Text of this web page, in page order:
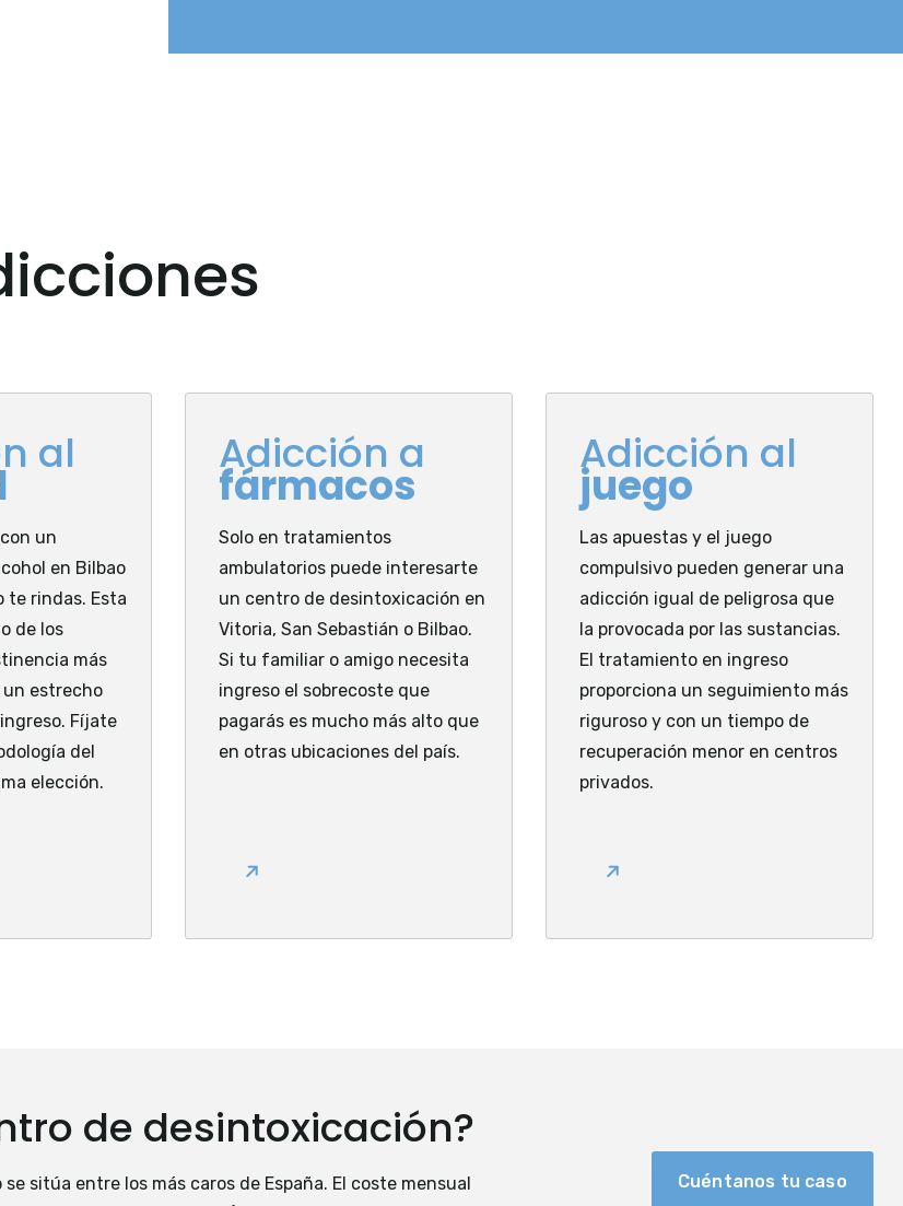
al
un
en Bilbao
te rindas. Esta
de los
más
estrecho
Fíjate
del
elección.
Adicción a
fármacos
Solo en tratamientos
ambulatorios puede interesarte
un centro de desintoxicación en
Vitoria, San Sebastián o Bilbao.
Si tu familiar o amigo necesita
ingreso el sobrecoste que
pagarás es mucho más alto que
en otras ubicaciones del país.
Adicción al
juego
Las apuestas y el juego
compulsivo pueden generar una
adicción igual de peligrosa que
la provocada por las sustancias.
El tratamiento en ingreso
proporciona un seguimiento más
riguroso y con un tiempo de
recuperación menor en centros
privados.
de desintoxicación?
sitúa entre los más caros de España. El coste mensual
Cuéntanos tu caso